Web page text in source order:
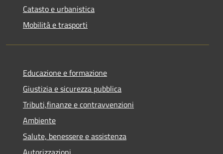
Catasto e urbanistica
Mobilità e trasporti
Educazione e formazione
Giustizia e sicurezza pubblica
Tributi,finanze e contravvenzioni
Ambiente
Salute, benessere e assistenza